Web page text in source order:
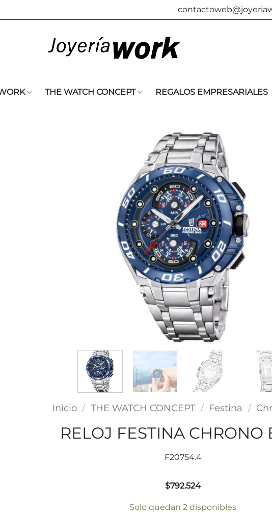
THE WATCH CONCEPT REGALOS EMPRESARIALES
Inicio / THE WATCH CONCEPT / Festina /
RELOJ FESTINA CHRONO
F20754.4
$792.524
Solo quedan 2 disponibles